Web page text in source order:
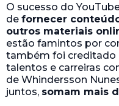
O sucesso do
de fornecer
outros materiais
estão famintos por
também foi creditado
talentos e carreiras
de Whindersson
juntos, somam mais